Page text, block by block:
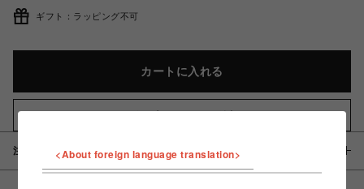
ギフト：ラッピング不可
カートに入れる
注意事項 <About foreign language translation>